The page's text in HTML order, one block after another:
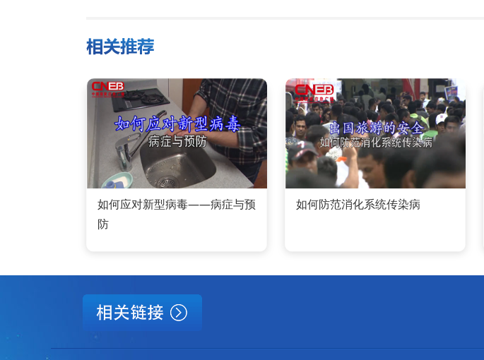
如何应对新型病毒——病症与预
防
如何防范消化系统传染病